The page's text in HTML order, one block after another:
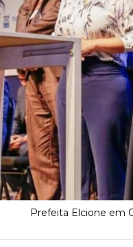
Prefeita Elcione em